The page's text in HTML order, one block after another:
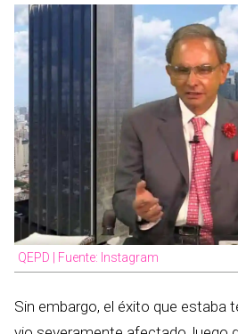
QEPD | Fuente: Instagram
Sin embargo, el éxito que estaba